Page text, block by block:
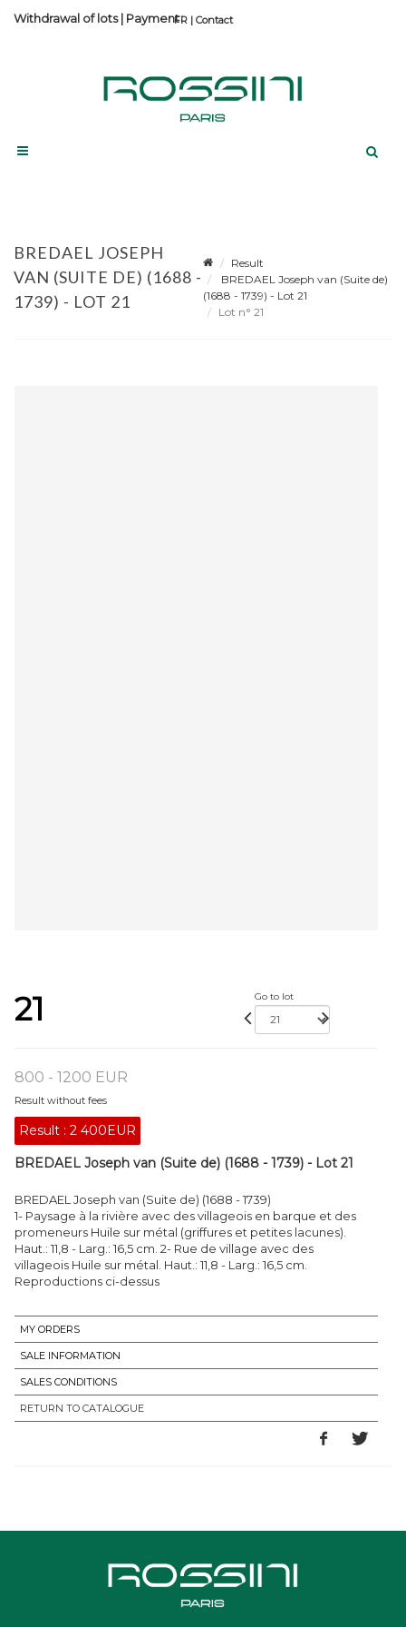
Contact
Withdrawal of lots| Payment
BREDAEL JOSEPH
VAN (SUITE DE) (1688 -
1739) - LOT 21
Result
BREDAEL Joseph van (Suite de)
(1688 - 1739) - Lot 21
Lot n° 21
21 Go to lot
800 - 1200 EUR
Result without fees
Result : 2 400EUR
BREDAEL Joseph van (Suite de) (1688 - 1739) - Lot 21
BREDAEL Joseph van (Suite de) (1688 - 1739)
1- Paysage à la rivière avec des villageois en barque et des
promeneurs Huile sur métal (griffures et petites lacunes).
Haut.: 11,8 - Larg.: 16,5 cm. 2- Rue de village avec des
villageois Huile sur métal. Haut.: 11,8 - Larg.: 16,5 cm.
Reproductions ci-dessus
MY ORDERS
SALE INFORMATION
SALES CONDITIONS
RETURN TO CATALOGUE